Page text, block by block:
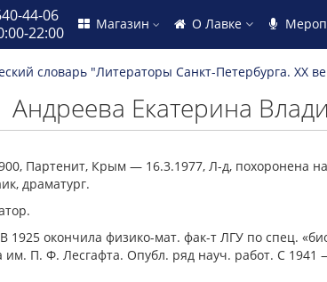
44-06
22:00
Магазин О Лавке
словарь "Литераторы Санкт-Петербурга. XX
Андреева Екатерина
Партенит, Крым — 16.3.1977, Л-д, похоронена на
драматург.
1925 окончила физико-мат. фак-т ЛГУ по спец.
им. П. Ф. Лесгафта. Опубл. ряд науч. работ. С 1941